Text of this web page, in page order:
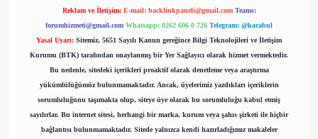
Reklam ve İletişim: E-mail: backlinkpaneli@gmail.com Teams:
forumhizmeti@gmail.com Whatsapp: 0262 606 0 726 Telegram: @karabul
Yasal Uyarı: Sitemiz, 5651 Sayılı Kanun gereğince Bilgi Teknolojileri ve İletişim
Kurumu (BTK) tarafından onaylanmış bir Yer Sağlayıcı olarak hizmet vermektedir.
Bu nedenle, sitedeki içerikleri proaktif olarak denetleme veya araştırma
yükümlülüğümüz bulunmamaktadır. Ancak, üyelerimiz yazdıkları içeriklerin
sorumluluğunu taşımakta olup, siteye üye olarak bu sorumluluğu kabul etmiş
sayılırlar. Bu internet sitesi, herhangi bir marka, kurum veya şahıs şirketi ile hiçbir
bağlantısı bulunmamaktadır. Sitede yalnızca kendi hazırladığımız makaleler